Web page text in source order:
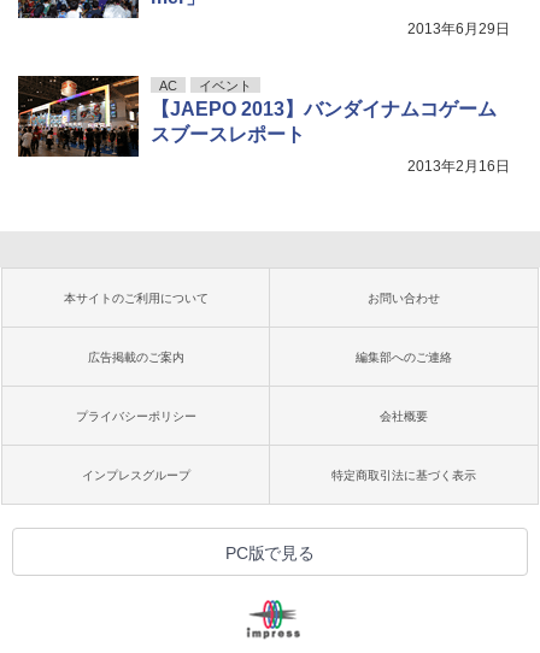
2013年6月29日
AC イベント
【JAEPO 2013】バンダイナムコゲーム
スブースレポート
2013年2月16日
本サイトのご利用について お問い合わせ
広告掲載のご案内 編集部へのご連絡
プライバシーポリシー 会社概要
インプレスグループ 特定商取引法に基づく表示
PC版で見る